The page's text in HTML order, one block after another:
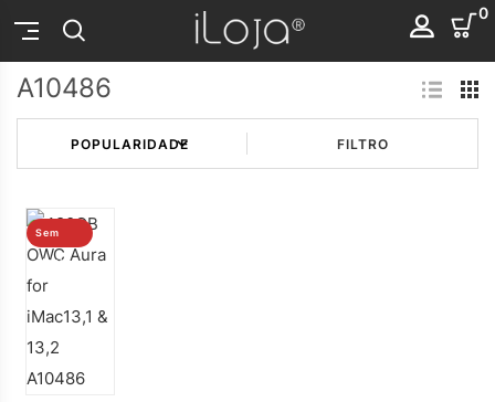
0
A10486
FILTRO
Sem
stock